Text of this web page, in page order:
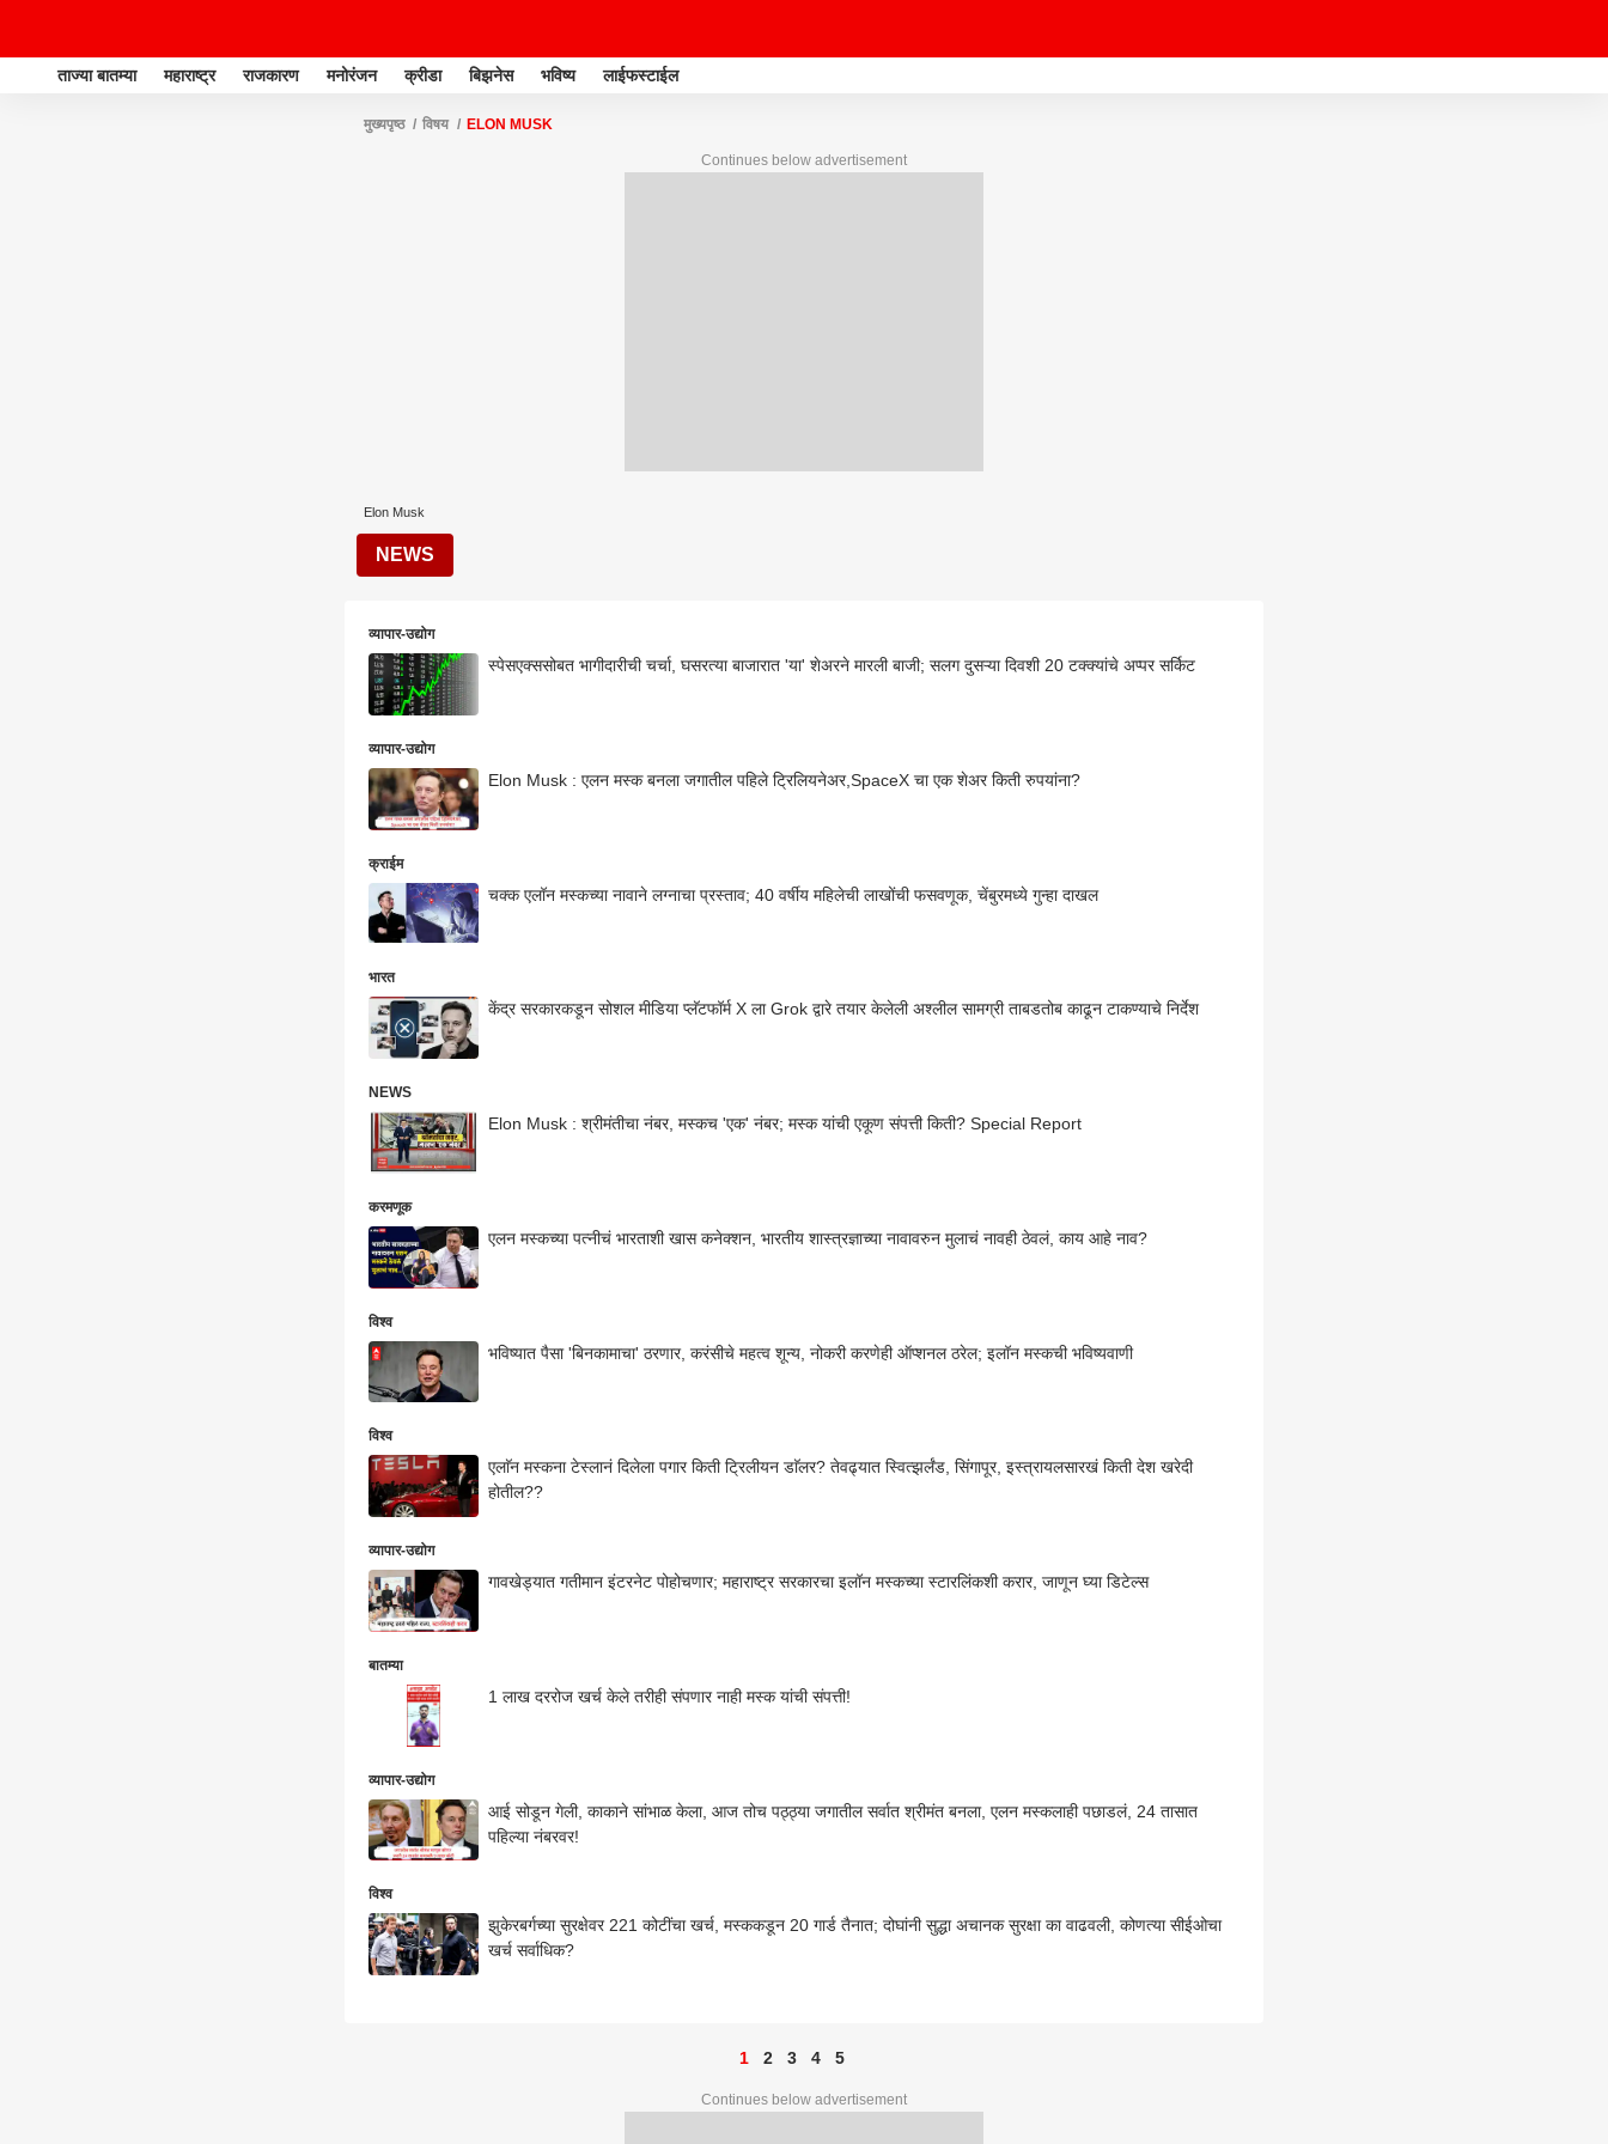
ताज्या बातम्या महाराष्ट्र राजकारण मनोरंजन क्रीडा बिझनेस भविष्य लाईफस्टाईल
मुख्यपृष्ठ विषय ELON MUSK
Continues below advertisement
Elon Musk
NEWS
व्यापार-उद्योग
स्पेसएक्ससोबत भागीदारीची चर्चा, घसरत्या बाजारात 'या' शेअरने मारली बाजी; सलग दुसऱ्या दिवशी 20 टक्क्यांचे अप्पर सर्किट
व्यापार-उद्योग
Elon Musk : एलन मस्क बनला जगातील पहिले ट्रिलियनेअर,SpaceX चा एक शेअर किती रुपयांना?
क्राईम
चक्क एलॉन मस्कच्या नावाने लग्नाचा प्रस्ताव; 40 वर्षीय महिलेची लाखोंची फसवणूक, चेंबुरमध्ये गुन्हा दाखल
भारत
केंद्र सरकारकडून सोशल मीडिया प्लॅटफॉर्म X ला Grok द्वारे तयार केलेली अश्लील सामग्री ताबडतोब काढून टाकण्याचे निर्देश
NEWS
Elon Musk : श्रीमंतीचा नंबर, मस्कच 'एक' नंबर; मस्क यांची एकूण संपत्ती किती? Special Report
करमणूक
एलन मस्कच्या पत्नीचं भारताशी खास कनेक्शन, भारतीय शास्त्रज्ञाच्या नावावरुन मुलाचं नावही ठेवलं, काय आहे नाव?
विश्व
भविष्यात पैसा 'बिनकामाचा' ठरणार, करंसीचे महत्व शून्य, नोकरी करणेही ऑप्शनल ठरेल; इलॉन मस्कची भविष्यवाणी
विश्व
एलाॅन मस्कना टेस्लानं दिलेला पगार किती ट्रिलीयन डाॅलर? तेवढ्यात स्वित्झर्लंड, सिंगापूर, इस्त्रायलसारखं किती देश खरेदी
होतील??
व्यापार-उद्योग
गावखेड्यात गतीमान इंटरनेट पोहोचणार; महाराष्ट्र सरकारचा इलॉन मस्कच्या स्टारलिंकशी करार, जाणून घ्या डिटेल्स
बातम्या
1 लाख दररोज खर्च केले तरीही संपणार नाही मस्क यांची संपत्ती!
व्यापार-उद्योग
आई सोडून गेली, काकाने सांभाळ केला, आज तोच पठ्ठ्या जगातील सर्वात श्रीमंत बनला, एलन मस्कलाही पछाडलं, 24 तासात
पहिल्या नंबरवर!
विश्व
झुकेरबर्गच्या सुरक्षेवर 221 कोटींचा खर्च, मस्ककडून 20 गार्ड तैनात; दोघांनी सुद्धा अचानक सुरक्षा का वाढवली, कोणत्या सीईओचा
खर्च सर्वाधिक?
1 2 3 4 5
Continues below advertisement